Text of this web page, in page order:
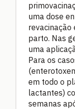
uma dose
revacinação
parto. Nas
uma
Para os
em todo o
lactantes)
semanas